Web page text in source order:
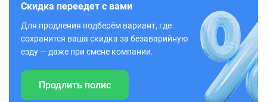
Скидка переедет с вами
Для продления подберём вариант, где
сохранится ваша скидка за безаварийную
езду — даже при смене компании.
Продлить полис